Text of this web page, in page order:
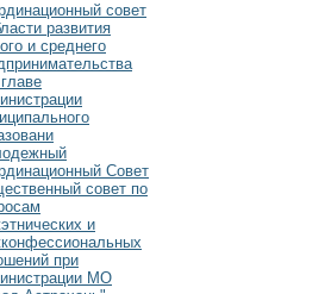
совет
развития
и среднего
Совет
совет по
и
при
МО